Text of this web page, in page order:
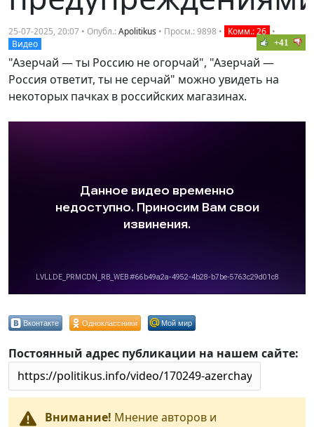
25-07-2025, 20:07 • Опубл.:Apolitikus • Просм.: 9898 • Комм.: 26 •
Видео
+41
"Азерчай — ты Россию не огорчай", "Азерчай —
Россия ответит, ты не серчай" можно увидеть на
некоторых пачках в российских магазинах.
Вконтакте Одноклассники Мой мир
Постоянный адрес публикации на нашем сайте:
Внимание! Мнение авторов и